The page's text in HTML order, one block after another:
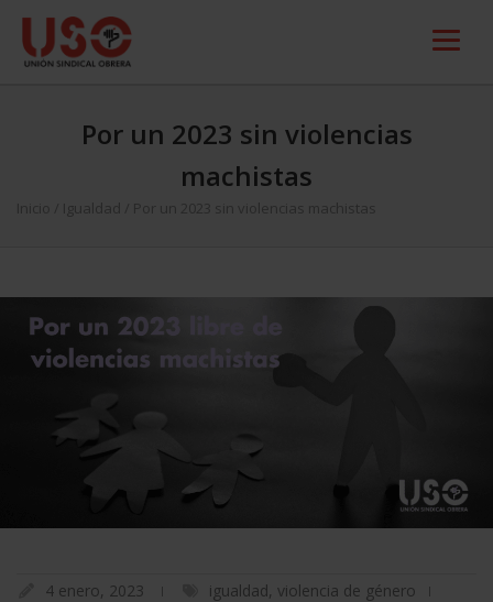
Por un 2023 sin violencias
machistas
Inicio Igualdad Por un 2023 sin violencias machistas
4 enero, 2023 igualdad, violencia de género